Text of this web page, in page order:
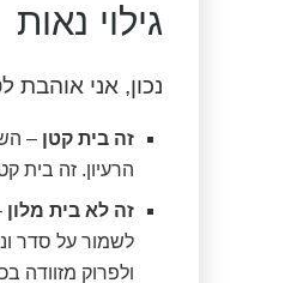
גילוי נאות
נכון, אני
זה בית קטן –
הרעיון. זה בית
זה לא בית מלון
לשמור על סדר
ולפרוק מזוודה